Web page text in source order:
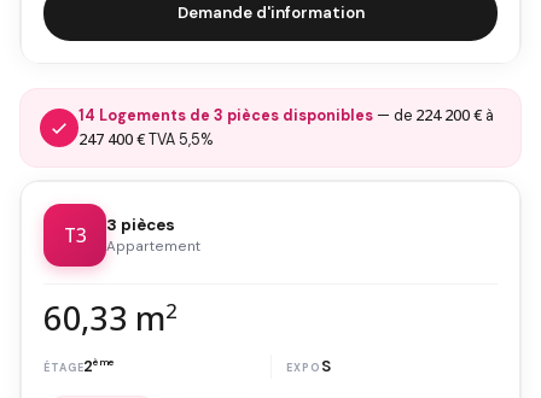
Demande d'information
14 Logements de 3 pièces disponibles — de 224 200 € à
247 400 €TVA 5,5%
T3 3 pièces
Appartement
60,33 m2
2ème S